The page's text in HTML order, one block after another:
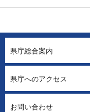
県庁総合案内
県庁へのアクセス
お問い合わせ